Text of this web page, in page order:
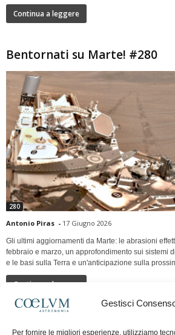
Gestisci
Per fornire le migliori esperienze, utilizziamo
Continua a leggere
Bentornati su Marte! #280
280
Antonio Piras - 17 Giugno 2026
Gli ultimi aggiornamenti da Marte: le abrasioni
febbraio e marzo, un approfondimento sui sistemi
e le basi sulla Terra e un'anticipazione sulla
Continua a leggere